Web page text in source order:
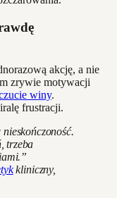
akcję, a nie
zrywie motywacji
winy.
frustracji.
nieskończoność.
trzeba
kliniczny,